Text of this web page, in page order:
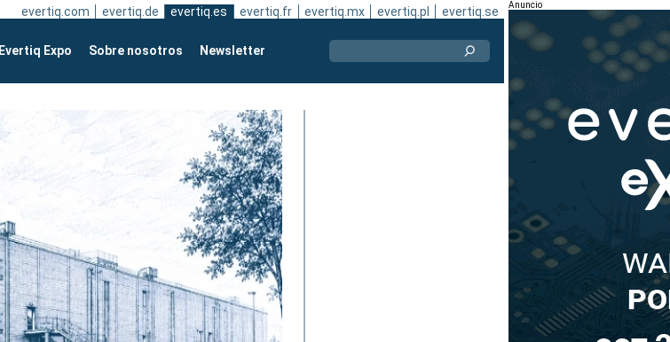
evertiq.com evertiq.de evertiq.es evertiq.fr evertiq.mx evertiq.pl evertiq.se
Evertiq Expo Sobre nosotros Newsletter
Anuncio